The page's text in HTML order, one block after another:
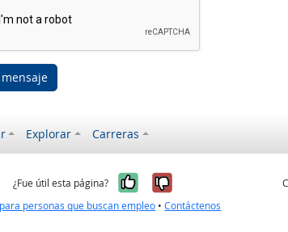
Explorar Carreras
¿Fue útil esta página? Sí, fue útil
No, no fue
personas que buscan empleo •Contáctenos